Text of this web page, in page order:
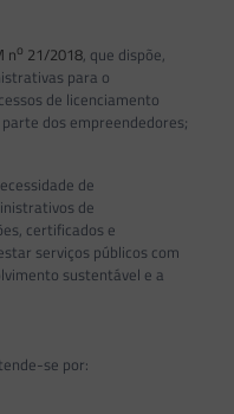
no 21/2018, que dispõe,
para o
de licenciamento
dos empreendedores;
de
de
certificados e
serviços públicos com
sustentável e a
se por: